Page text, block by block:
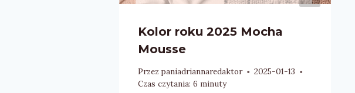
Kolor roku 2025 Mocha
Mousse
Przez paniadriannaredaktor
2025-01-13
Czas czytania: 6 minuty